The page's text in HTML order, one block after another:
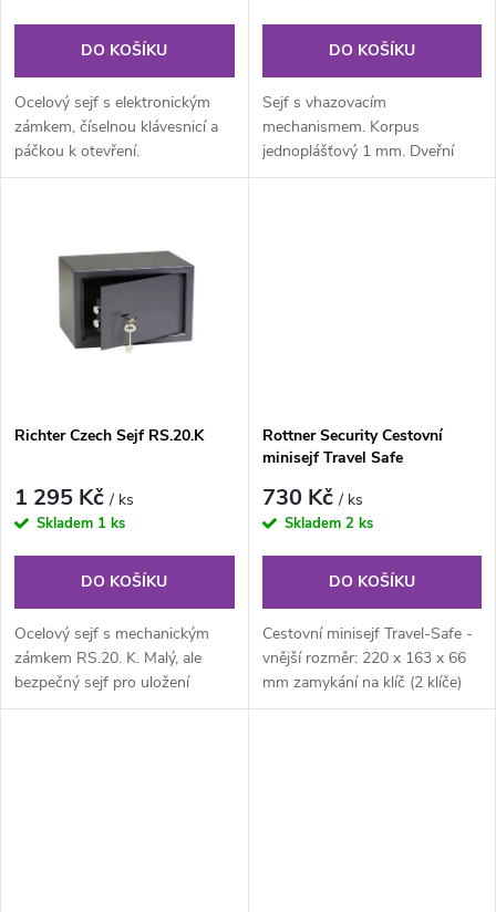
o
d
u
d
u
DO KOŠÍKU
Ocelový sejf s elektronickým
zámkem, číselnou klávesnicí a
páčkou k otevření.
DO KOŠÍKU
Sejf s vhazovacím
mechanismem. Korpus
jednoplášťový 1 mm. Dveřní
plášť 1 mm. Vhazovací
Richter Czech Sejf RS.20.K
1 295 Kč/ ks
Skladem 1 ks
DO KOŠÍKU
Ocelový sejf s mechanickým
zámkem RS.20. K. Malý, ale
bezpečný sejf pro uložení
peněz, šperků, starožitností,...
Rottner Security Cestovní
minisejf Travel Safe
730 Kč/ ks
Skladem 2 ks
DO KOŠÍKU
Cestovní minisejf Travel-Safe -
vnější rozměr: 220 x 163 x 66
mm zamykání na klíč (2 klíče)
černá barva váha 1,4 kg